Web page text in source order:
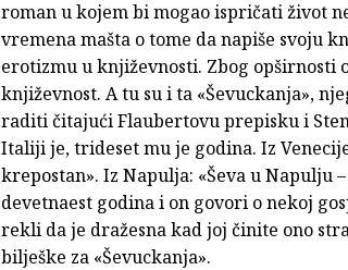
roman u kojem bi mogao ispričati život
vremena mašta o tome da napiše svoju
erotizmu u književnosti. Zbog opširnosti
književnost. A tu su i ta «Ševuckanja»,
raditi čitajući Flaubertovu prepisku i
Italiji je, trideset mu je godina. Iz
krepostan». Iz Napulja: «Ševa u Napulju
devetnaest godina i on govori o nekoj
rekli da je dražesna kad joj činite ono
bilješke za «Ševuckanja».